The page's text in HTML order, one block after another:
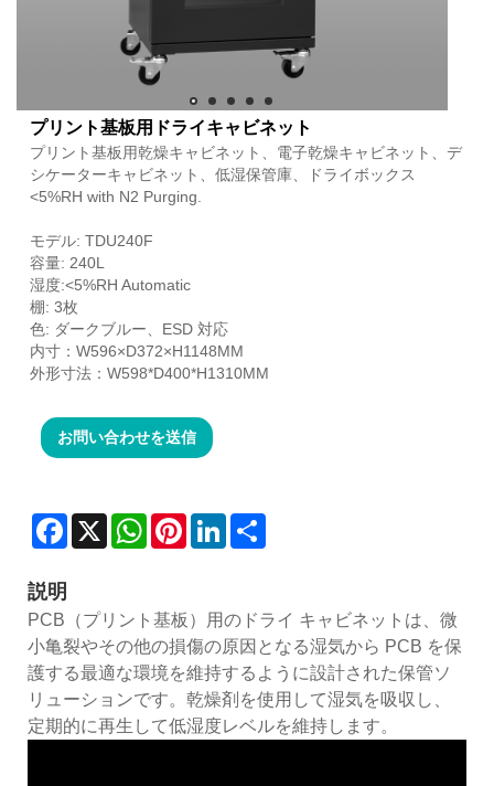
プリント基板用ドライキャビネット
プリント基板用乾燥キャビネット、電子乾燥キャビネット、デ
シケーターキャビネット、低湿保管庫、ドライボックス
<5%RH with N2 Purging.
モデル: TDU240F
容量: 240L
湿度:<5%RH Automatic
棚: 3枚
色: ダークブルー、ESD 対応
内寸：W596×D372×H1148MM
外形寸法：W598*D400*H1310MM
お問い合わせを送信
Facebook
X WhatsAppPinterestLinkedIn
説明
PCB（プリント基板）用のドライ キャビネットは、微
小亀裂やその他の損傷の原因となる湿気から PCB を保
護する最適な環境を維持するように設計された保管ソ
リューションです。乾燥剤を使用して湿気を吸収し、
定期的に再生して低湿度レベルを維持します。